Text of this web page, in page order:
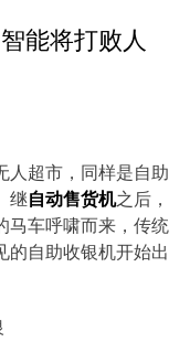
能将打败人
人超市，同样是自助
继自动售货机之后，
马车呼啸而来，传统
的自助收银机开始出